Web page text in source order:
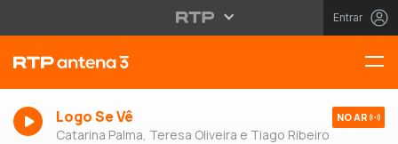
Entrar
Logo Se Vê
Catarina Palma, Teresa Oliveira e Tiago Ribeiro
NO AR